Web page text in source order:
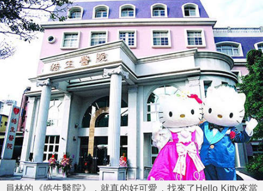
員林的《皓生醫院》，就真的好可愛，找來了 Hello Kitty來當